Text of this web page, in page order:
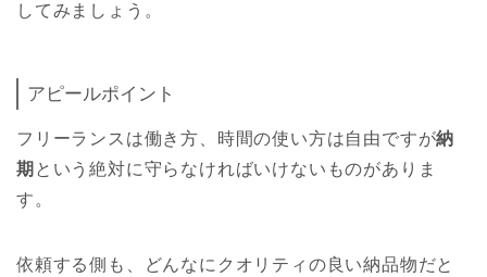
してみましょう。
アピールポイント
フリーランスは働き方、時間の使い方は自由ですが納
期 という絶対に守らなければいけないものがありま
す。
依頼する側も、どんなにクオリティの良い納品物だと